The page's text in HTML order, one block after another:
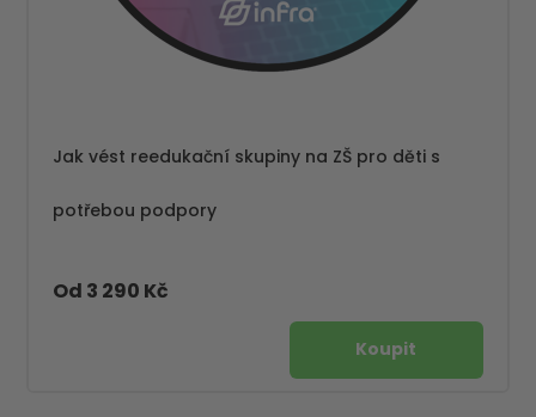
Jak vést reedukační skupiny na ZŠ pro děti s
potřebou podpory
Od 3 290 Kč